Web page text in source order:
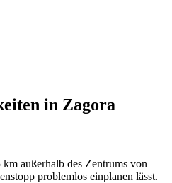
in Zagora
außerhalb des Zentrums von
problemlos einplanen lässt.